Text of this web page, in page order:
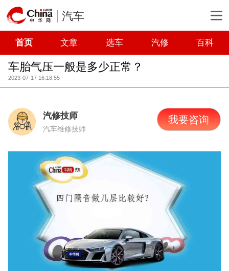
汽车
首页 文章 选车 汽修 百科
车胎气压一般是多少正常？
2023-07-17 16:18:55
汽修技师
汽车维修技师
我要咨询